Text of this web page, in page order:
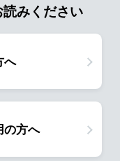
みください
へ
の方へ